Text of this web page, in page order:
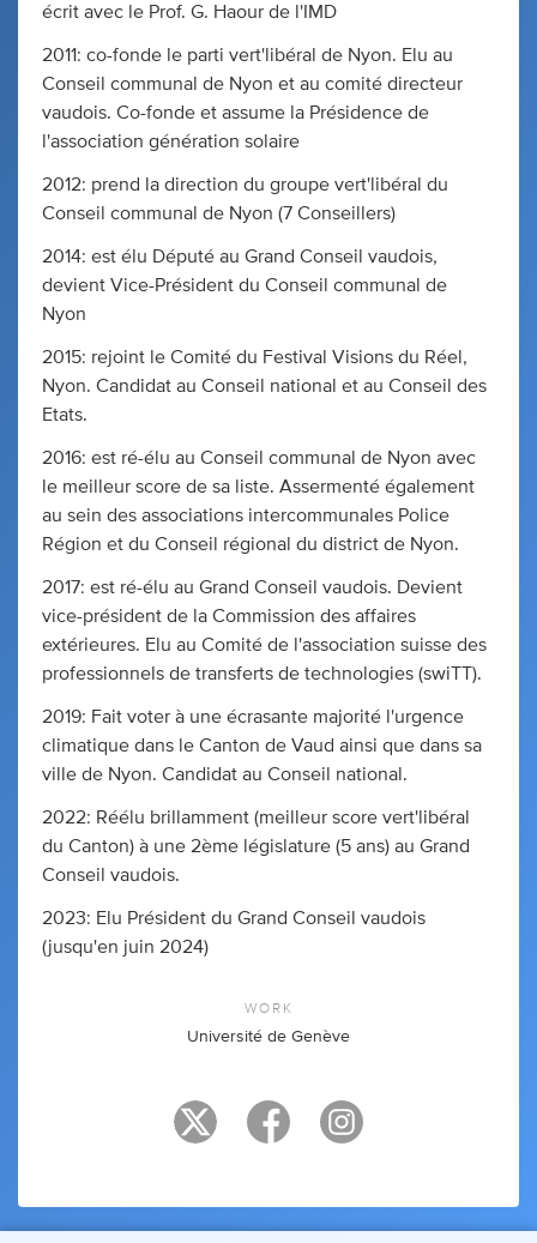
écrit avec le Prof. G. Haour de l'IMD
2011: co-fonde le parti vert'libéral de Nyon. Elu au
Conseil communal de Nyon et au comité directeur
vaudois. Co-fonde et assume la Présidence de
l'association génération solaire
2012: prend la direction du groupe vert'libéral du
Conseil communal de Nyon (7 Conseillers)
2014: est élu Député au Grand Conseil vaudois,
devient Vice-Président du Conseil communal de
Nyon
2015: rejoint le Comité du Festival Visions du Réel,
Nyon. Candidat au Conseil national et au Conseil des
Etats.
2016: est ré-élu au Conseil communal de Nyon avec
le meilleur score de sa liste. Assermenté également
au sein des associations intercommunales Police
Région et du Conseil régional du district de Nyon.
2017: est ré-élu au Grand Conseil vaudois. Devient
vice-président de la Commission des affaires
extérieures. Elu au Comité de l'association suisse des
professionnels de transferts de technologies (swiTT).
2019: Fait voter à une écrasante majorité l'urgence
climatique dans le Canton de Vaud ainsi que dans sa
ville de Nyon. Candidat au Conseil national.
2022: Réélu brillamment (meilleur score vert'libéral
du Canton) à une 2ème législature (5 ans) au Grand
Conseil vaudois.
2023: Elu Président du Grand Conseil vaudois
(jusqu'en juin 2024)
WORK
Université de Genève